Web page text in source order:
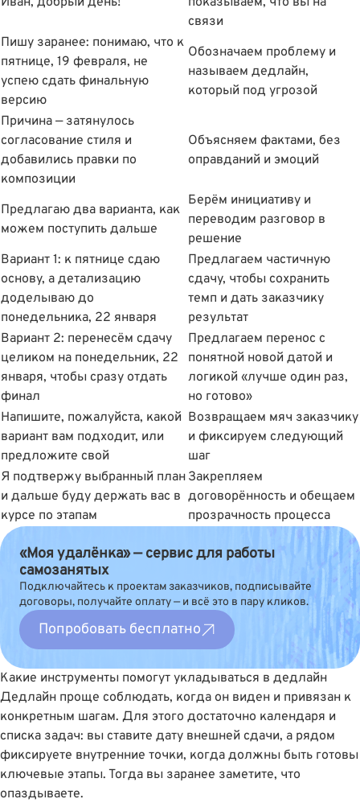
связи
Пишу заранее: понимаю, что к
пятнице, 19 февраля, не
успею сдать финальную
версию
Обозначаем проблему и
называем дедлайн,
который под угрозой
Причина — затянулось
согласование стиля и
добавились правки по
композиции
Объясняем фактами, без
оправданий и эмоций
Предлагаю два варианта, как
можем поступить дальше
Берём инициативу и
переводим разговор в
решение
Вариант 1: к пятнице сдаю
основу, а детализацию
доделываю до
понедельника, 22 января
Предлагаем частичную
сдачу, чтобы сохранить
темп и дать заказчику
результат
Вариант 2: перенесём сдачу
целиком на понедельник, 22
января, чтобы сразу отдать
финал
Предлагаем перенос с
понятной новой датой и
логикой «лучше один раз,
но готово»
Напишите, пожалуйста, какой
вариант вам подходит, или
предложите свой
Возвращаем мяч заказчику
и фиксируем следующий
шаг
Я подтвержу выбранный план
и дальше буду держать вас в
курсе по этапам
Закрепляем
договорённость и обещаем
прозрачность процесса
«Моя удалёнка» — сервис для работы
самозанятых
Подключайтесь к проектам заказчиков, подписывайте
договоры, получайте оплату — и всё это в пару кликов.
Попробовать бесплатно
Какие инструменты помогут укладываться в дедлайн
Дедлайн проще соблюдать, когда он виден и привязан к
конкретным шагам. Для этого достаточно календаря и
списка задач: вы ставите дату внешней сдачи, а рядом
фиксируете внутренние точки, когда должны быть готовы
ключевые этапы. Тогда вы заранее заметите, что
опаздываете.